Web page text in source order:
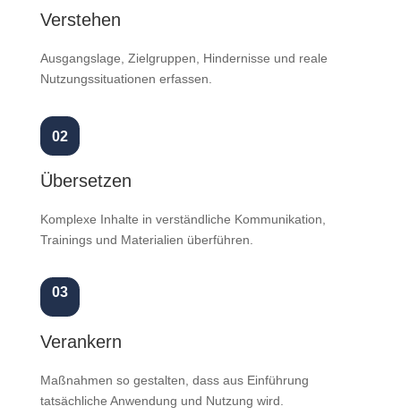
Verstehen
Ausgangslage, Zielgruppen, Hindernisse und reale
Nutzungssituationen erfassen.
02
Übersetzen
Komplexe Inhalte in verständliche Kommunikation,
Trainings und Materialien überführen.
03
Verankern
Maßnahmen so gestalten, dass aus Einführung
tatsächliche Anwendung und Nutzung wird.